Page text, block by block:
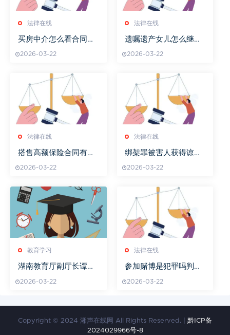
法律在线
买房中介怎么看合同编
2026-03-22
法律在线
遗嘱遗产女儿怎么继承
2026-03-22
法律在线
搭售高额保险合同有效
2026-03-22
法律在线
绑架罪被害人获得谅解
2026-03-22
教育学习
湖南教育厅副厅长谭某
2026-03-22
法律在线
参加赌博是犯罪吗判多
2026-03-22
Copyright © 2024 湘声在线网 All Rights Reserved. | 黔ICP备
2024029966号-8